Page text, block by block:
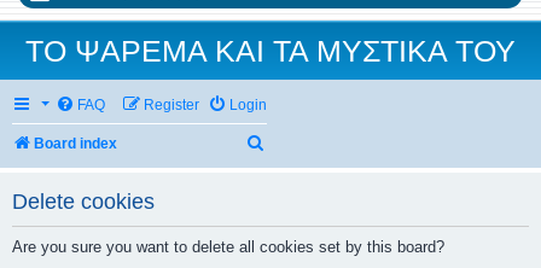
ΤΟ ΨΑΡΕΜΑ ΚΑΙ ΤΑ ΜΥΣΤΙΚΑ ΤΟΥ
FAQ Login
Register
Board index
Delete cookies
Are you sure you want to delete all cookies set by this board?